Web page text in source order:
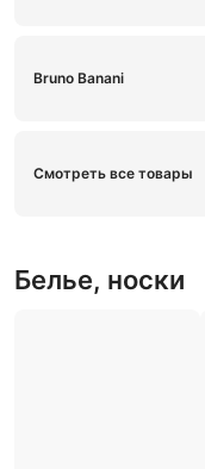
Bruno Banani
Смотреть все товары
Белье, носки